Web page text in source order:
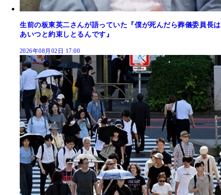
生前の板東英二さんが語っていた『僕が死んだら葬儀委員長は
あいつと約束しとるんです』
2026年08月02日 17:00